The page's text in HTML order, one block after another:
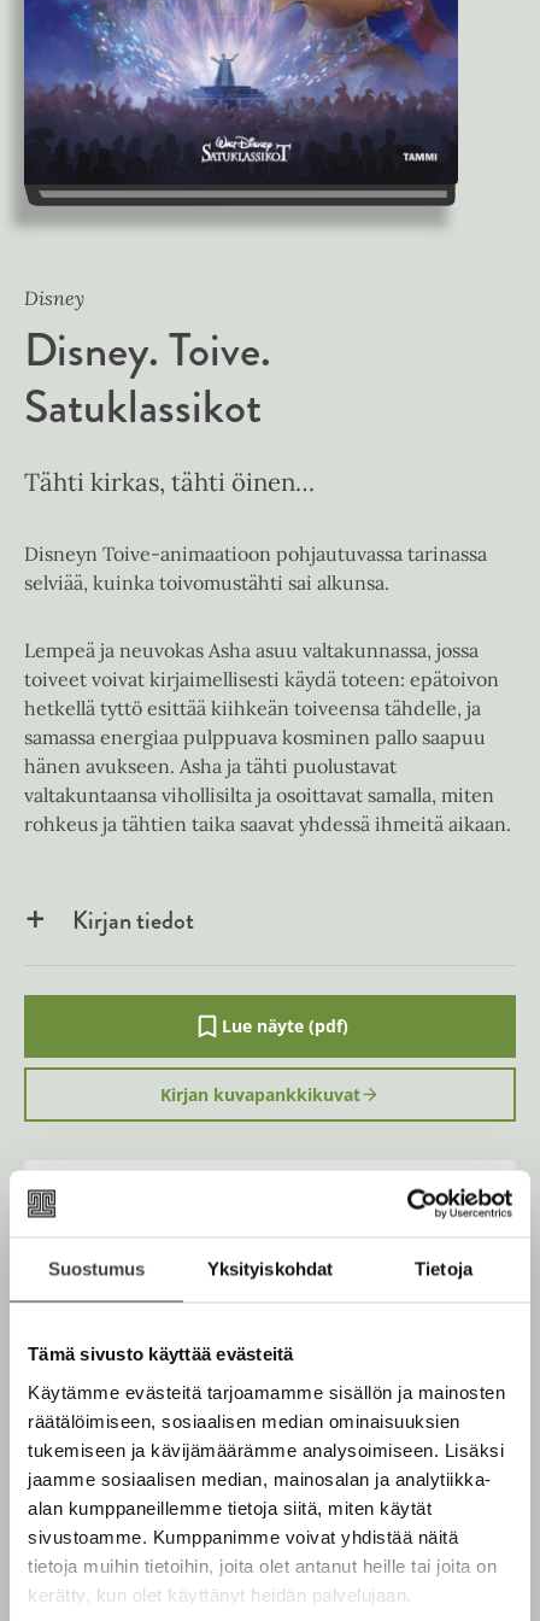
Suostumus Yksityiskohdat Tietoja
Tämä sivusto käyttää evästeitä
Käytämme evästeitä tarjoamamme sisällön ja mainosten
räätälöimiseen, sosiaalisen median ominaisuuksien
tukemiseen ja kävijämäärämme analysoimiseen. Lisäksi
jaamme sosiaalisen median, mainosalan ja analytiikka-
alan kumppaneillemme tietoja siitä, miten käytät
sivustoamme. Kumppanimme voivat yhdistää näitä
tietoja muihin tietoihin, joita olet antanut heille tai joita on
kerätty, kun olet käyttänyt heidän palvelujaan.
Disney
Disney. Toive.
Satuklassikot
Tähti kirkas, tähti öinen…
Disneyn Toive-animaatioon pohjautuvassa tarinassa
selviää, kuinka toivomustähti sai alkunsa.
Lempeä ja neuvokas Asha asuu valtakunnassa, jossa
toiveet voivat kirjaimellisesti käydä toteen: epätoivon
hetkellä tyttö esittää kiihkeän toiveensa tähdelle, ja
samassa energiaa pulppuava kosminen pallo saapuu
hänen avukseen. Asha ja tähti puolustavat
valtakuntaansa vihollisilta ja osoittavat samalla, miten
rohkeus ja tähtien taika saavat yhdessä ihmeitä aikaan.
Kirjan tiedot
Lue näyte (pdf)
A
u
k
e
a
n
v
l
h
t
e
n
Kirjan kuvapankkikuvat
Osta teos
t
Kovakantinen kirja
r
a
.
f
i
A
u
k
e
u
u
n
t
e
l
e
o
o
k
b
e
a
t
A
u
K
u
u
n
t
e
l
e
B
o
o
k
b
e
a
t
Muut teokset